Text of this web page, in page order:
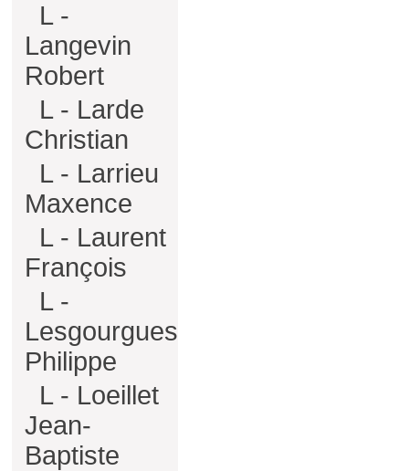
L -
Langevin
Robert
L - Larde
Christian
L - Larrieu
Maxence
L - Laurent
François
L -
Lesgourgues
Philippe
L - Loeillet
Jean-
Baptiste